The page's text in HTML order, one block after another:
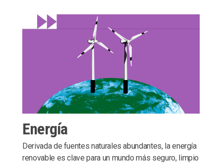
Energía
Derivada de fuentes naturales abundantes, la energía
renovable es clave para un mundo más seguro, limpio